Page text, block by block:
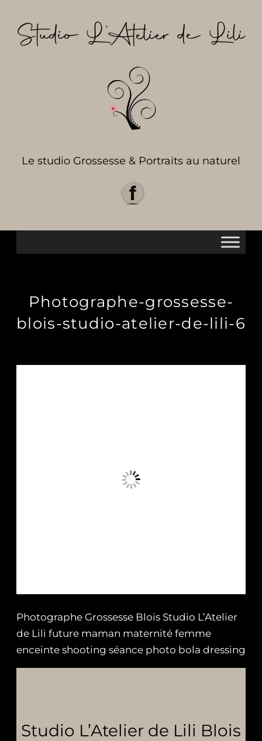
contenu
Studio L’Atelier de Lili
Le studio Grossesse & Portraits au naturel
Photographe-grossesse-
blois-studio-atelier-de-lili-6
Photographe Grossesse Blois Studio L’Atelier
de Lili future maman maternité femme
enceinte shooting séance photo bola dressing
Studio L’Atelier de Lili Blois